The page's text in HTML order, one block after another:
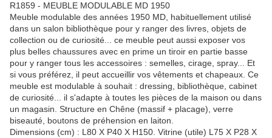
R1859 - MEUBLE MODULABLE MD 1950
Meuble modulable des années 1950 MD, habituellement utilisé
dans un salon bibliothèque pour y ranger des livres, objets de
collection ou de curiosité... ce meuble peut aussi exposer vos
plus belles chaussures avec en prime un tiroir en partie basse
pour y ranger tous les accessoires : semelles, cirage, spray... Et
si vous préférez, il peut accueillir vos vêtements et chapeaux. Ce
meuble est modulable à souhait : dressing, bibliothèque, cabinet
de curiosité... il s'adapte à toutes les pièces de la maison ou dans
un magasin. Structure en Chêne (massif + placage), verre
biseauté, boutons de préhension en laiton.
Dimensions (cm) : L80 X P40 X H150. Vitrine (utile) L75 X P28 X